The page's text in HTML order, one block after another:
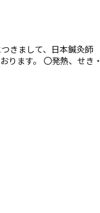
きまして、日本鍼灸師
ります。 〇発熱、せき・